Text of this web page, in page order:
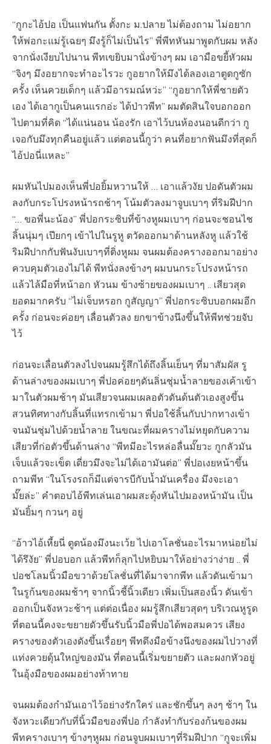
“กูกะไอ้ปอ เป็นแฟนกัน ตั้งกะ ม.ปลาย ไม่ต้องถาม ไม่อยาก
ให้พ่อกะแม่รู้เฉยๆ มึงรู้ก็ไม่เป็นไร” พี่พีทหันมาพูดกับผม หลัง
จากนั่งเงียบไปนาน พีทเขยิบมานั่งข้างๆ ผม เอามือขยี้หัวผม
“จิงๆ มึงอยากจะทำอะไรวะ กูอยากให้มึงได้ลองเอาตูดกูซัก
ครั้ง เห็นควยเด็กๆ แล้วมีอารมณ์หว่ะ” “กูอยากให้พี่ชายตัว
เอง ได้เอากูเป็นคนแรกอ่ะ ได้ป่าวพีท” ผมตัดสินใจบอกออก
ไปตามที่คิด “ได้แน่นอน น้องรัก เอาไว้บนห้องนอนดีกว่า กู
เจอกับมึงทุกคืนอยู่แล้ว แต่ตอนนี้กูว่า คนที่อยากฟันมึงที่สุดก็
ไอ้ปอนี่แหละ”
ผมหันไปมองเห็นพี่ปอยิ้มหวานให้ … เอาแล้วงัย ปอดันตัวผม
ลงกับกระโปรงหน้ารถช้าๆ โน้มตัวลงมาจูบเบาๆ ที่ริมฝีปาก
“… ขอพี่นะน้อง” พี่ปอกระซิบที่ข้างหูผมเบาๆ ก่อนจะชอนไช
ลิ้นนุ่มๆ เปียกๆ เข้าไปในรูหู ตวัดออกมาด้านหลังหู แล้วใช้
ริมฝีปากกับฟันงับเบาๆที่ติ่งหูผม จนผมต้องครางออกมาอย่าง
ควบคุมตัวเองไม่ได้ พีทนั่งลงข้างๆ ผมบนกระโปรงหน้ารถ
แล้วไล้มือที่หน้าอก หัวนม ข้างซ้ายของผมเบาๆ .. เสียวสุด
ยอดมากครับ “ไม่เจ็บหรอก กูสัญญา” พี่ปอกระซิบบอกผมอีก
ครั้ง ก่อนจะค่อยๆ เลื่อนตัวลง ยกขาข้างนึงขึ้นให้พีทช่วยจับ
ไว้
ก่อนจะเลื่อนตัวลงไปจนผมรู้สึกได้ถึงลิ้นเย็นๆ ที่มาสัมผัส รู
ด้านล่างของผมเบาๆ พี่ปอค่อยๆดันลิ่นชุ่มน้ำลายของเค้าเข้า
มาในตัวผมช้าๆ มันเสียวจนผมเผลอตัวดันด้นตัวเองสูงขึ้น
สวนทิศทางกับลิ้นที่แทรกเข้ามา พี่ปอใช้ลิ้นกับปากทางเข้า
จนมันชุ่มไปด้วยน้ำลาย ในขณะที่ผมครางไม่หยุดกับความ
เสียวที่ก่อตัวขึ้นด้านล่าง “พีทมีอะไรหล่อลื่นมั๊ยวะ กูกลัวมัน
เจ็บแล้วจะเข็ด เดี่ยวมึงจะไม่ได้เอามันต่อ” พี่ปอเงยหน้าขึ้น
ถามพีท “ในโรงรถก็มีแต่จารบีกับน้ำมันเครื่อง มึงจะเอา
มั๊ยล่ะ” คำตอบไอ้พีทเล่นเอาผมสะดุ้งหันไปมองหน้ามัน เป็น
มันยิ้มๆ กวนๆ อยู่
“อ้าวไอ้เหี้ยนี่ ตูดน้องมึงนะเว้ย ไปเอาโลชั่นอะไรมาหน่อยไม่
ได้รึงัย” พี่ปอบอก แล้วพีทก็ลุกไปหยิบมาให้อย่างว่าง่าย .. พี่
ปอชโลมนิ้วมือขวาด้วยโลชั่นที่ได้มาจากพีท แล้วดันเข้ามา
ในรูก้นของผมช้าๆ จากนิ้วชี้นิ้วเดียว เพิ่มเป็นสองนิ้ว ดันเข้า
ออกเป็นจังหวะช้าๆ แต่ต่อเนื่อง ผมรู้สึกเสียวสุดๆ บริเวณหูรูด
ที่ตอนนี้คงจะขยายดัวขึ้นรับนิ้วมือพี่ปอได้พอสมควร เสียง
ครางของตัวเองดังขึ้นเรื่อยๆ พีทดึงมือข้างนึงของผมไปวางที่
แท่งควยดุ้นใหญ่ของมัน ที่ตอนนี้เริ่มขยายตัว และผงกหัวอยู่
ในอุ้งมือของผมอย่างท้าทาย
จนผมต้องกำมันเอาไว้อย่างรักใคร่ และชักขึ้นๆ ลงๆ ช้าๆ ใน
จังหวะเดียวกับที่นิ้วมือของพี่ปอ กำลังทำกับร่องก้นของผม
พีทครางเบาๆ ข้างๆหูผม ก่อนจูบผมเบาๆที่ริมฝีปาก “กูจะเพิ่ม